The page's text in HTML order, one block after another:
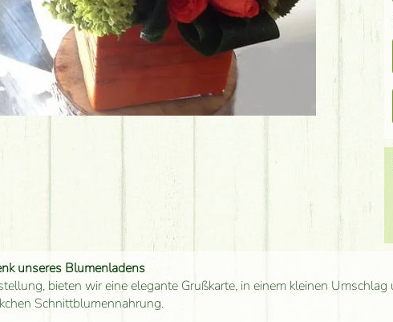
unseres Blumenladens
bieten wir eine elegante Grußkarte, in einem kleinen
Schnittblumennahrung.